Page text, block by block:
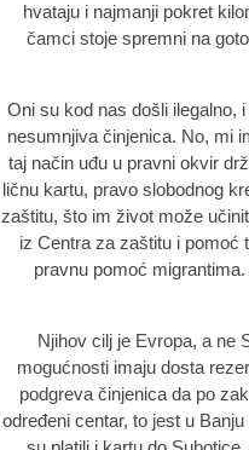
hvataju i najmanji pokret
čamci stoje spremni na
„Oni su kod nas došli
nesumnjiva činjenica. No, mi
taj način uđu u pravni okvir
ličnu kartu, pravo slobodnog
zaštitu, što im život može
iz Centra za zaštitu i pomoć
pravnu pomoć
„Njihov cilj je Evropa, a
mogućnosti imaju dosta
podgreva činjenica da po
određeni centar, to jest u